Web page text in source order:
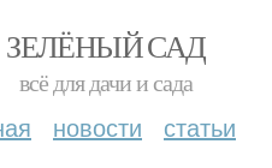
ЗЕЛЁНЫЙ САД
всё для дачи и сада
новости статьи